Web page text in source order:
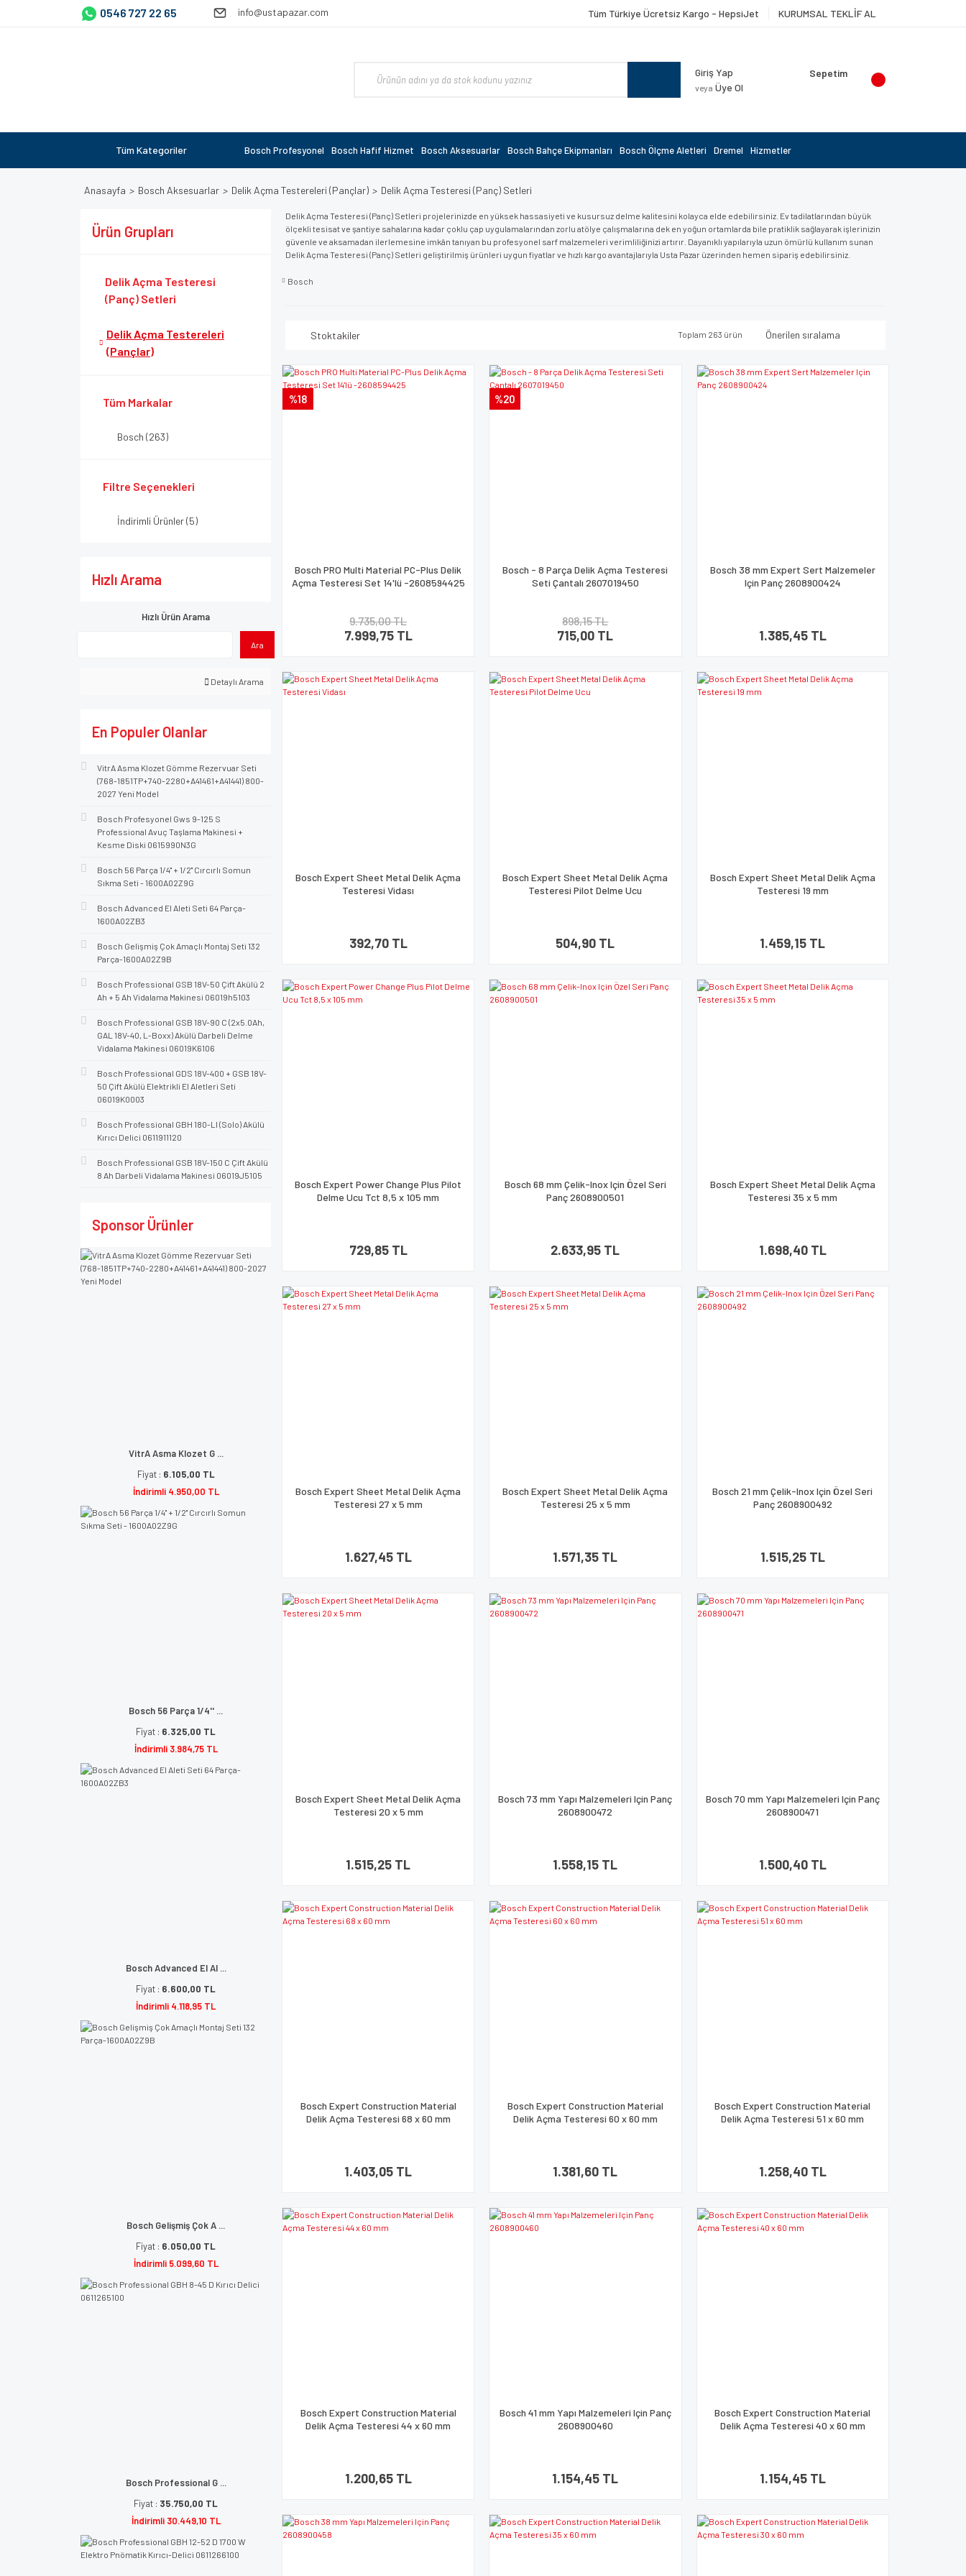
0546 727 22 65 info@ustapazar.com Tüm Türkiye Ücretsiz Kargo - HepsiJet KURUMSAL TEKLİF AL
Giriş Yap
veya Üye Ol
Sepetim
Tüm Kategoriler Bosch Profesyonel Bosch Hafif Hizmet Bosch Aksesuarlar Bosch Bahçe Ekipmanları Bosch Ölçme Aletleri Dremel Hizmetler
Anasayfa Bosch Aksesuarlar Delik Açma Testereleri (Pançlar) Delik Açma Testeresi (Panç) Setleri
Ürün Grupları
Delik Açma Testeresi
(Panç) Setleri
Delik Açma Testereleri
(Pançlar)
Tüm Markalar
Bosch (263)
Filtre Seçenekleri
İndirimli Ürünler (5)
Hızlı Arama
Hızlı Ürün Arama
Ara
Detaylı Arama
En Populer Olanlar
VitrA Asma Klozet Gömme Rezervuar Seti
(768-1851TP+740-2280+A41461+A41441) 800-
2027 Yeni Model
Bosch Profesyonel Gws 9-125 S
Professional Avuç Taşlama Makinesi +
Kesme Diski 0615990N3G
Bosch 56 Parça 1/4'' + 1/2'' Cırcırlı Somun
Sıkma Seti - 1600A02Z9G
Bosch Advanced El Aleti Seti 64 Parça-
1600A02ZB3
Bosch Gelişmiş Çok Amaçlı Montaj Seti 132
Parça-1600A02Z9B
Bosch Professional GSB 18V-50 Çift Akülü 2
Ah + 5 Ah Vidalama Makinesi 06019h5103
Bosch Professional GSB 18V-90 C (2x5.0Ah,
GAL 18V-40, L-Boxx) Akülü Darbeli Delme
Vidalama Makinesi 06019K6106
Bosch Professional GDS 18V-400 + GSB 18V-
50 Çift Akülü Elektrikli El Aletleri Seti
06019K0003
Bosch Professional GBH 180-LI (Solo) Akülü
Kırıcı Delici 0611911120
Bosch Professional GSB 18V-150 C Çift Akülü
8 Ah Darbeli Vidalama Makinesi 06019J5105
Sponsor Ürünler
VitrA Asma Klozet G ...
Fiyat : 6.105,00 TL
İndirimli 4.950,00 TL
Bosch 56 Parça 1/4'' ...
Fiyat : 6.325,00 TL
İndirimli 3.984,75 TL
Bosch Advanced El Al ...
Fiyat : 6.600,00 TL
İndirimli 4.118,95 TL
Bosch Gelişmiş Çok A ...
Fiyat : 6.050,00 TL
İndirimli 5.099,60 TL
Bosch Professional G ...
Fiyat : 35.750,00 TL
İndirimli 30.449,10 TL
Delik Açma Testeresi (Panç) Setleri projelerinizde en yüksek hassasiyeti ve kusursuz delme kalitesini kolayca elde edebilirsiniz. Ev tadilatlarından büyük
ölçekli tesisat ve şantiye sahalarına kadar çoklu çap uygulamalarından zorlu atölye çalışmalarına dek en yoğun ortamlarda bile pratiklik sağlayarak işlerinizin
güvenle ve aksamadan ilerlemesine imkân tanıyan bu profesyonel sarf malzemeleri verimliliğinizi artırır. Dayanıklı yapılarıyla uzun ömürlü kullanım sunan
Delik Açma Testeresi (Panç) Setleri geliştirilmiş ürünleri uygun fiyatlar ve hızlı kargo avantajlarıyla Usta Pazar üzerinden hemen sipariş edebilirsiniz.
Bosch
Stoktakiler Toplam 263 ürün
%18
Bosch PRO Multi Material PC-Plus Delik
Açma Testeresi Set 14'lü -2608594425
9.735,00 TL
7.999,75 TL
%20
Bosch - 8 Parça Delik Açma Testeresi
Seti Çantalı 2607019450
898,15 TL
715,00 TL
Bosch 38 mm Expert Sert Malzemeler
Için Panç 2608900424
1.385,45 TL
Bosch Expert Sheet Metal Delik Açma
Testeresi Vidası
392,70 TL
Bosch Expert Sheet Metal Delik Açma
Testeresi Pilot Delme Ucu
504,90 TL
Bosch Expert Sheet Metal Delik Açma
Testeresi 19 mm
1.459,15 TL
Bosch Expert Power Change Plus Pilot
Delme Ucu Tct 8,5 x 105 mm
729,85 TL
Bosch 68 mm Çelik-Inox Için Özel Seri
Panç 2608900501
2.633,95 TL
Bosch Expert Sheet Metal Delik Açma
Testeresi 35 x 5 mm
1.698,40 TL
Bosch Expert Sheet Metal Delik Açma
Testeresi 27 x 5 mm
1.627,45 TL
Bosch Expert Sheet Metal Delik Açma
Testeresi 25 x 5 mm
1.571,35 TL
Bosch 21 mm Çelik-Inox Için Özel Seri
Panç 2608900492
1.515,25 TL
Bosch Expert Sheet Metal Delik Açma
Testeresi 20 x 5 mm
1.515,25 TL
Bosch 73 mm Yapı Malzemeleri Için Panç
2608900472
1.558,15 TL
Bosch 70 mm Yapı Malzemeleri Için Panç
2608900471
1.500,40 TL
Bosch Expert Construction Material
Delik Açma Testeresi 68 x 60 mm
1.403,05 TL
Bosch Expert Construction Material
Delik Açma Testeresi 60 x 60 mm
1.381,60 TL
Bosch Expert Construction Material
Delik Açma Testeresi 51 x 60 mm
1.258,40 TL
Bosch Expert Construction Material
Delik Açma Testeresi 44 x 60 mm
1.200,65 TL
Bosch 41 mm Yapı Malzemeleri Için Panç
2608900460
1.154,45 TL
Bosch Expert Construction Material
Delik Açma Testeresi 40 x 60 mm
1.154,45 TL